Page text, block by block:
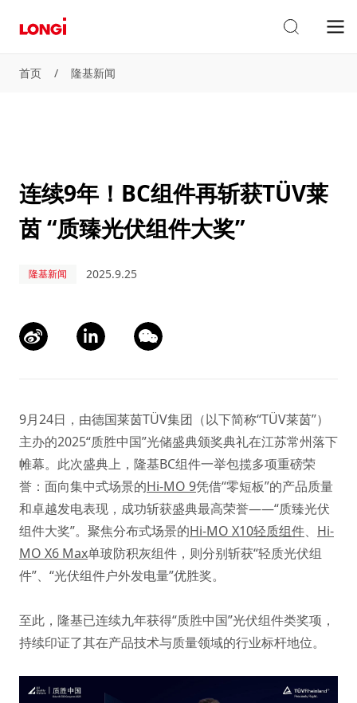
首页 / 隆基新闻
连续9年！BC组件再斩获TÜV莱
茵 “质臻光伏组件大奖”
隆基新闻 2025.9.25
9月24日，由德国莱茵TÜV集团（以下简称“TÜV莱茵”）
主办的2025“质胜中国”光储盛典颁奖典礼在江苏常州落下
帷幕。此次盛典上，隆基BC组件一举包揽多项重磅荣
誉：面向集中式场景的Hi-MO 9凭借“零短板”的产品质量
和卓越发电表现，成功斩获盛典最高荣誉——“质臻光伏
组件大奖”。聚焦分布式场景的Hi-MO X10轻质组件、 Hi-
MO X6 Max单玻防积灰组件，则分别斩获“轻质光伏组
件”、“光伏组件户外发电量”优胜奖。
至此，隆基已连续九年获得“质胜中国”光伏组件类奖项，
持续印证了其在产品技术与质量领域的行业标杆地位。